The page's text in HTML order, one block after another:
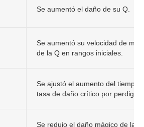
Se aumentó el daño de su Q.
Se aumentó su velocidad de
de la Q en rangos iniciales.
Se ajustó el aumento del tiempo
tasa de daño crítico por perdigón.
Se redujo el daño mágico de la